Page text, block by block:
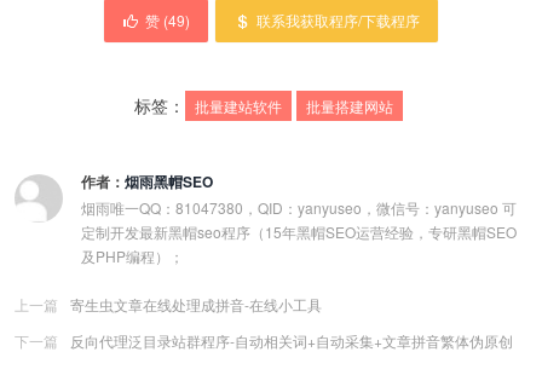
赞 (49) 联系我获取程序/下载程序
标签： 批量建站软件 批量搭建网站
作者： 烟雨黑帽SEO
烟雨唯一QQ：81047380，QID：yanyuseo，微信号：yanyuseo 可
定制开发最新黑帽seo程序（15年黑帽SEO运营经验，专研黑帽SEO
及PHP编程）；
上一篇
寄生虫文章在线处理成拼音-在线小工具
下一篇
反向代理泛目录站群程序-自动相关词+自动采集+文章拼音繁体伪原创